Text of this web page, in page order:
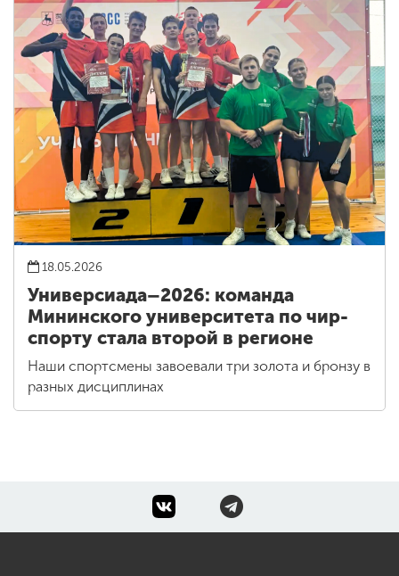
18.05.2026
Универсиада–2026: команда
Мининского университета по чир-
спорту стала второй в регионе
Наши спортсмены завоевали три золота и бронзу в
разных дисциплинах